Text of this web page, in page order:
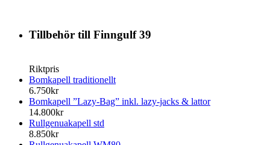
Tillbehör till Finngulf 39
Riktpris
Bomkapell traditionellt
6.750kr
Bomkapell ”Lazy-Bag” inkl. lazy-jacks & lattor
14.800kr
Rullgenuakapell std
8.850kr